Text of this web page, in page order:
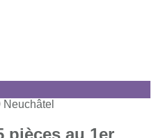
pièces au 1er